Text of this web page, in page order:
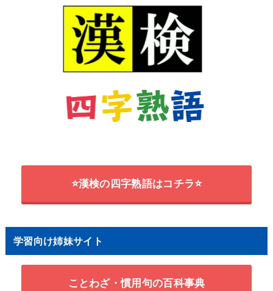
⭐漢検の四字熟語はコチラ⭐
学習向け姉妹サイト
ことわざ・慣用句の百科事典